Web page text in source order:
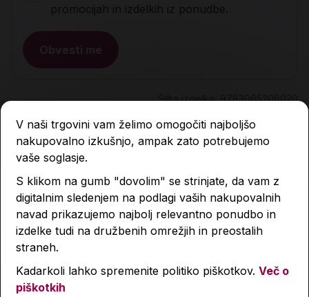
promocijah in izdelkih iz ponudbe.
Obvesti me
Šifra izdelka: 9783065206020
Opis
Lastnosti izdelka
Podobni izdelki
V naši trgovini vam želimo omogočiti najboljšo
nakupovalno izkušnjo, ampak zato potrebujemo
vaše soglasje.
S klikom na gumb "dovolim" se strinjate, da vam z
digitalnim sledenjem na podlagi vaših nakupovalnih
navad prikazujemo najbolj relevantno ponudbo in
izdelke tudi na družbenih omrežjih in preostalih
straneh.
Kadarkoli lahko spremenite politiko piškotkov. Več o
piškotkih